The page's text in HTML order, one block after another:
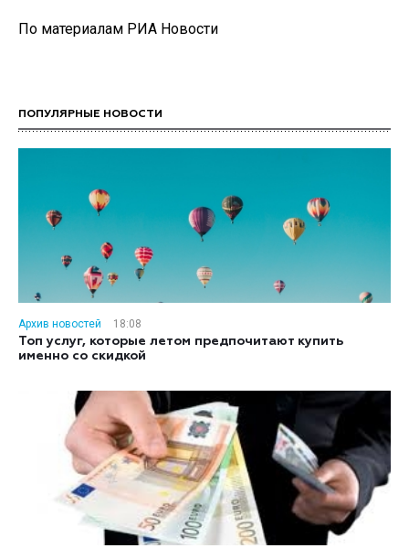
По материалам РИА Новости
ПОПУЛЯРНЫЕ НОВОСТИ
Архив новостей
18:08
Топ услуг, которые летом предпочитают купить
именно со скидкой